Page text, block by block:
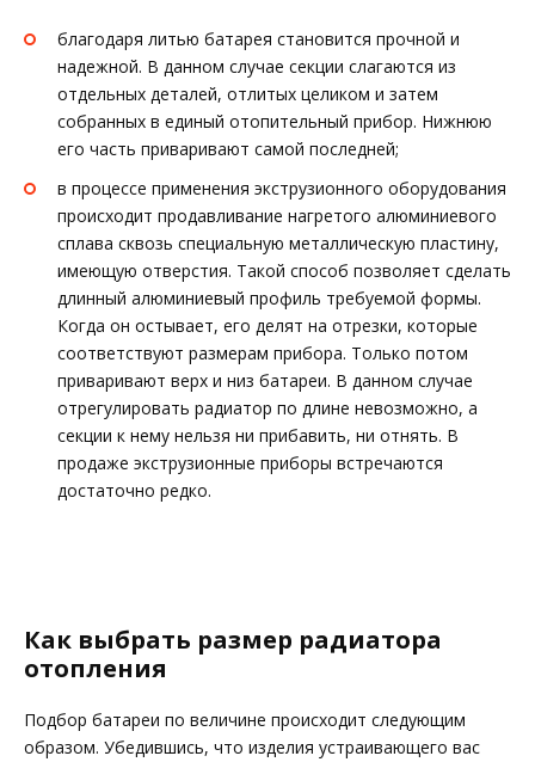
благодаря литью батарея становится прочной и
надежной. В данном случае секции слагаются из
отдельных деталей, отлитых целиком и затем
собранных в единый отопительный прибор. Нижнюю
его часть приваривают самой последней;
в процессе применения экструзионного оборудования
происходит продавливание нагретого алюминиевого
сплава сквозь специальную металлическую пластину,
имеющую отверстия. Такой способ позволяет сделать
длинный алюминиевый профиль требуемой формы.
Когда он остывает, его делят на отрезки, которые
соответствуют размерам прибора. Только потом
приваривают верх и низ батареи. В данном случае
отрегулировать радиатор по длине невозможно, а
секции к нему нельзя ни прибавить, ни отнять. В
продаже экструзионные приборы встречаются
достаточно редко.
Как выбрать размер радиатора
отопления
Подбор батареи по величине происходит следующим
образом. Убедившись, что изделия устраивающего вас